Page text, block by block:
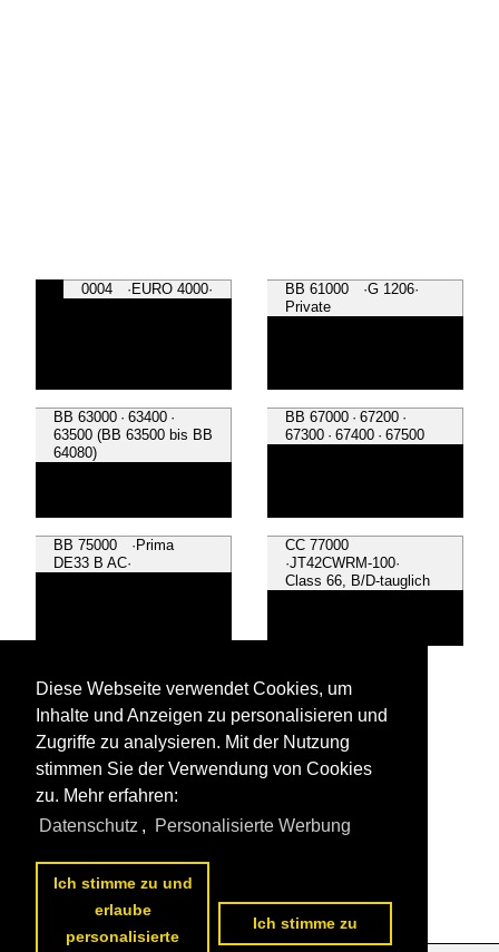
0004 ·EURO 4000·
BB 61000 ·G 1206·
Private
BB 63000 · 63400 ·
63500 (BB 63500 bis BB
64080)
BB 67000 · 67200 ·
67300 · 67400 · 67500
BB 75000 ·Prima
DE33 B AC·
CC 77000
·JT42CWRM-100·
Class 66, B/D-tauglich
Alle Videos aus Dieselloks
Die ersten Videos ausDieselloks
Diese Webseite verwendet Cookies, um
Inhalte und Anzeigen zu personalisieren und
Zugriffe zu analysieren. Mit der Nutzung
stimmen Sie der Verwendung von Cookies
zu. Mehr erfahren:
Datenschutz , Personalisierte Werbung
Ich stimme zu und
erlaube
personalisierte
Ich stimme zu